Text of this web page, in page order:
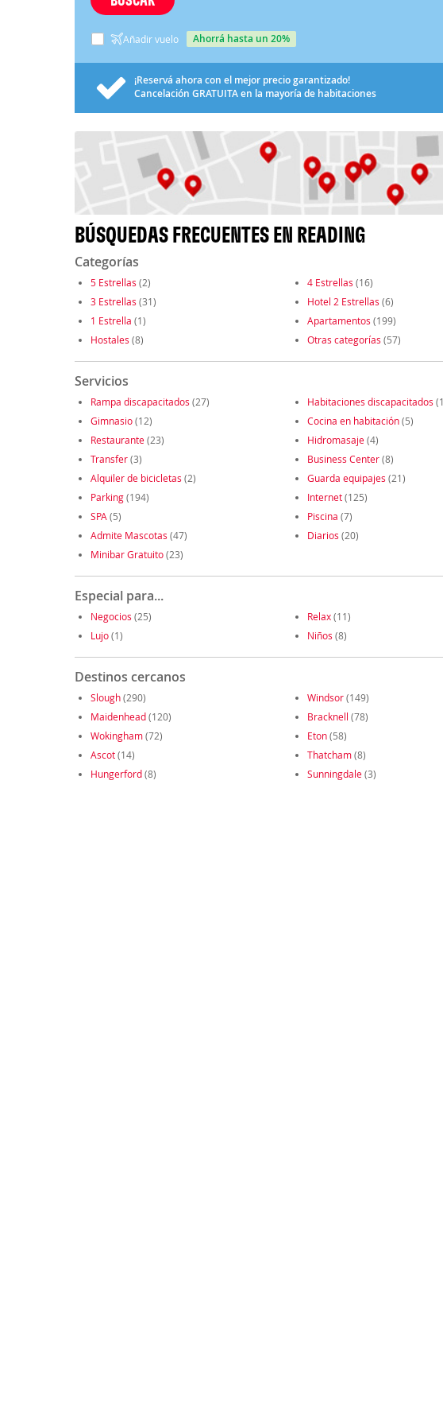
Añadir vuelo ahorrá hasta un 20%
¡Reservá ahora con el mejor precio garantizado!
Cancelación GRATUITAen la mayoría de habitaciones
BÚSQUEDAS FRECUENTES EN READING
Categorías
5 Estrellas (2) 4 Estrellas (16)
3 Estrellas (31) Hotel 2 Estrellas (6)
1 Estrella (1) Apartamentos (199)
Hostales (8) Otras categorías (57)
Servicios
Rampa discapacitados (27) Habitaciones discapacitados
Gimnasio(12) Cocina en habitación(5)
Restaurante(23) Hidromasaje(4)
Transfer(3) Business Center(8)
Alquiler de bicicletas (2) Guarda equipajes (21)
Parking(194) Internet(125)
SPA (5) Piscina (7)
Admite Mascotas (47) Diarios (20)
Minibar Gratuito(23)
Especial para...
Negocios (25) Relax(11)
Lujo(1) Niños (8)
Destinos cercanos
Slough(290) Windsor(149)
Maidenhead(120) Bracknell (78)
Wokingham(72) Eton(58)
Ascot(14) Thatcham(8)
Hungerford(8) Sunningdale(3)